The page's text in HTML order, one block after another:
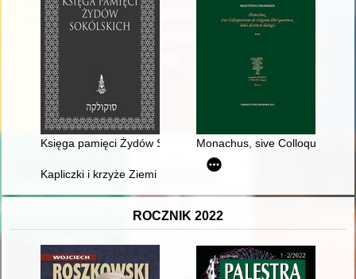
Księga pamięci Żydów SokólskichMonachus, sive Colloquiorum
Kapliczki i krzyże Ziemi Nozdrzeckiej… : niech pozostaną
ROCZNIK 2022